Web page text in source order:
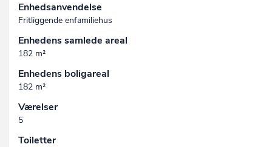
Enhedsanvendelse
Fritliggende enfamiliehus
Enhedens samlede areal
182 m²
Enhedens boligareal
182 m²
Værelser
5
Toiletter